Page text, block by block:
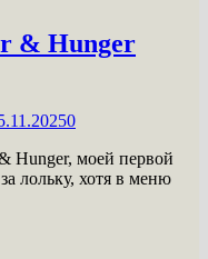
& Hunger
0
Hunger, моей первой
лольку, хотя в меню